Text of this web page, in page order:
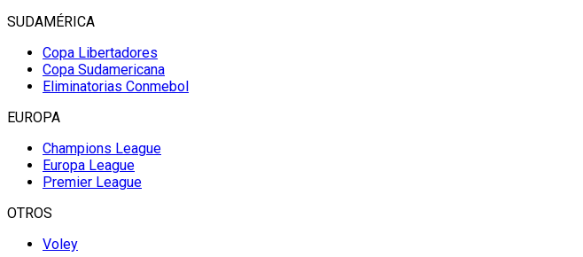
SUDAMÉRICA
Copa Libertadores
Copa Sudamericana
Eliminatorias Conmebol
EUROPA
Champions League
Europa League
Premier League
OTROS
Voley